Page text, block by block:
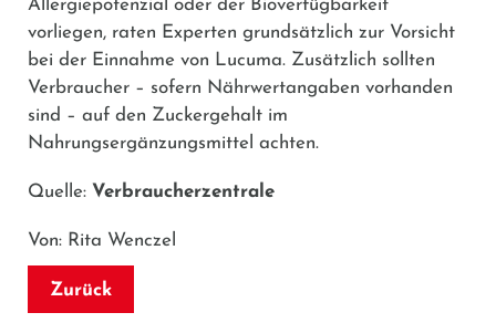
Allergiepotenzial oder der Bioverfügbarkeit
vorliegen, raten Experten grundsätzlich zur Vorsicht
bei der Einnahme von Lucuma. Zusätzlich sollten
Verbraucher – sofern Nährwertangaben vorhanden
sind – auf den Zuckergehalt im
Nahrungsergänzungsmittel achten.
Quelle: Verbraucherzentrale
Von: Rita Wenczel
Zurück